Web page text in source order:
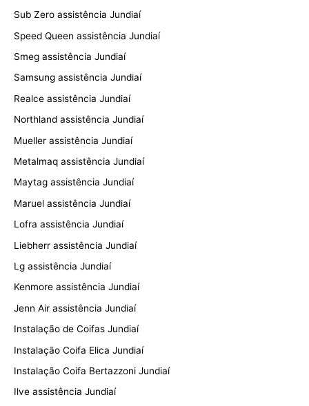
Sub Zero assistência Jundiaí
Speed Queen assistência Jundiaí
Smeg assistência Jundiaí
Samsung assistência Jundiaí
Realce assistência Jundiaí
Northland assistência Jundiaí
Mueller assistência Jundiaí
Metalmaq assistência Jundiaí
Maytag assistência Jundiaí
Maruel assistência Jundiaí
Lofra assistência Jundiaí
Liebherr assistência Jundiaí
Lg assistência Jundiaí
Kenmore assistência Jundiaí
Jenn Air assistência Jundiaí
Instalação de Coifas Jundiaí
Instalação Coifa Elica Jundiaí
Instalação Coifa Bertazzoni Jundiaí
Ilve assistência Jundiaí